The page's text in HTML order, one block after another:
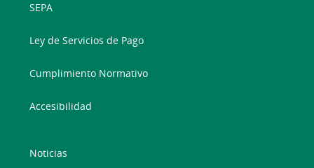
SEPA
Ley de Servicios de Pago
Cumplimiento Normativo
Accesibilidad
Noticias